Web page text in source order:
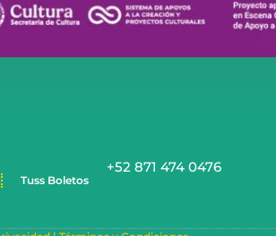
Tuss Boletos
+52 871 474 0476